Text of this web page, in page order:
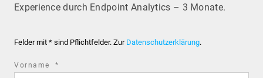
Experience durch Endpoint Analytics – 3 Monate.
Felder mit * sind Pflichtfelder. Zur Datenschutzerklärung.
Vorname *